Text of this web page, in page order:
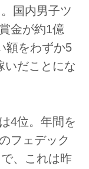
国内男子ツ
金が約1億
額をわずか5
いだことにな
4位。年間を
フェデック
、これは昨